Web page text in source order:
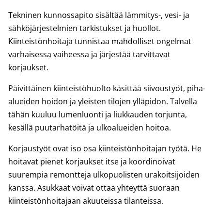
Tekninen kunnossapito sisältää lämmitys-, vesi- ja
sähköjärjestelmien tarkistukset ja huollot.
Kiinteistönhoitaja tunnistaa mahdolliset ongelmat
varhaisessa vaiheessa ja järjestää tarvittavat
korjaukset.
Päivittäinen kiinteistöhuolto käsittää siivoustyöt, piha-
alueiden hoidon ja yleisten tilojen ylläpidon. Talvella
tähän kuuluu lumenluonti ja liukkauden torjunta,
kesällä puutarhatöitä ja ulkoalueiden hoitoa.
Korjaustyöt ovat iso osa kiinteistönhoitajan työtä. He
hoitavat pienet korjaukset itse ja koordinoivat
suurempia remontteja ulkopuolisten urakoitsijoiden
kanssa. Asukkaat voivat ottaa yhteyttä suoraan
kiinteistönhoitajaan akuuteissa tilanteissa.